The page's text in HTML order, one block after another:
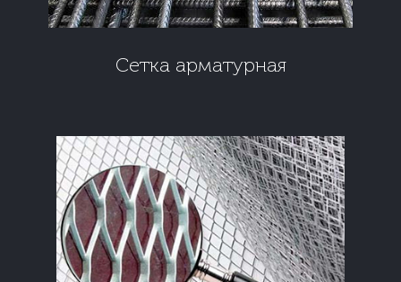
Сетка арматурная